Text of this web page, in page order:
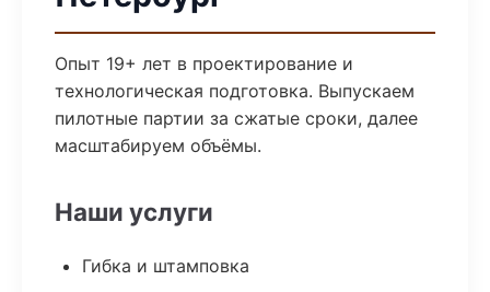
Опыт 19+ лет в проектирование и
технологическая подготовка. Выпускаем
пилотные партии за сжатые сроки, далее
масштабируем объёмы.
Наши услуги
Гибка и штамповка